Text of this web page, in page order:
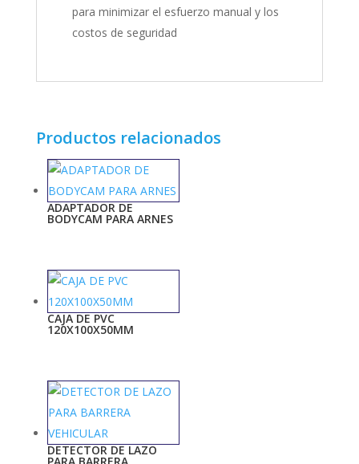
para minimizar el esfuerzo manual y los
costos de seguridad
Productos relacionados
ADAPTADOR DE
BODYCAM PARA ARNES
CAJA DE PVC
120X100X50MM
DETECTOR DE LAZO
PARA BARRERA